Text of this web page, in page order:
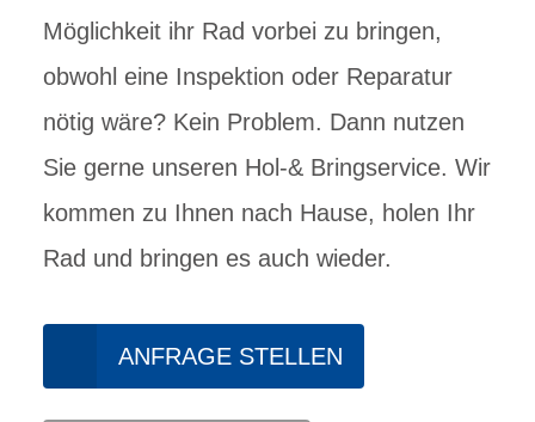
Möglichkeit ihr Rad vorbei zu bringen,
obwohl eine Inspektion oder Reparatur
nötig wäre? Kein Problem. Dann nutzen
Sie gerne unseren Hol-& Bringservice. Wir
kommen zu Ihnen nach Hause, holen Ihr
Rad und bringen es auch wieder.
ANFRAGE STELLEN